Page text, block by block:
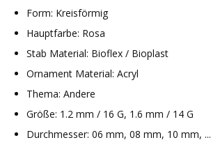
Form: Kreisförmig
Hauptfarbe: Rosa
Stab Material: Bioflex / Bioplast
Ornament Material: Acryl
Thema: Andere
Größe: 1.2 mm / 16 G, 1.6 mm / 14 G
Durchmesser: 06 mm, 08 mm, 10 mm, ...